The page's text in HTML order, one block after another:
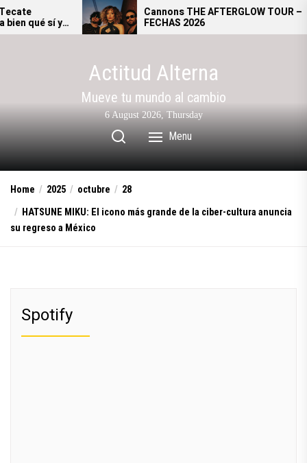
Skip
to
Cannons THE AFTERGLOW TOUR –
FECHAS 2026
Actitud Alterna
Mueve tu mundo al cambio
6 August 2026, Thursday
Menu
Home 2025 octubre
28
HATSUNE MIKU: El icono más grande de la ciber-cultura anuncia
su regreso a México
Spotify